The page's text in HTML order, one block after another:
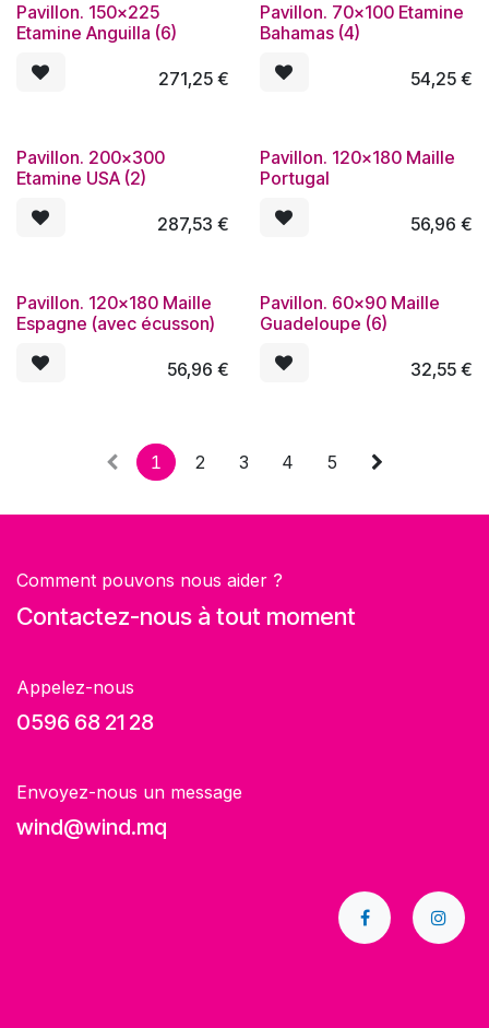
Pavillon. 150x225
Etamine Anguilla (6)
271,25€
Pavillon. 70x100 Etamine
Bahamas (4)
54,25€
Pavillon. 200x300
Etamine USA (2)
287,53 €
Pavillon. 120x180 Maille
Portugal
56,96 €
Pavillon. 120x180 Maille
Espagne (avec écusson)
56,96 €
Pavillon. 60x90 Maille
Guadeloupe (6)
32,55€
1 2 3 4 5
Comment pouvons nous aider ?
Contactez-nous à tout moment
Appelez-nous
0596 68 21 28
Envoyez-nous un message
wind@wind.mq